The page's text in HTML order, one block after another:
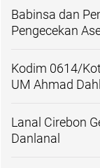
Babinsa dan
Pengecekan
Kodim 0614/
UM Ahmad
Lanal Cirebon
Danlanal